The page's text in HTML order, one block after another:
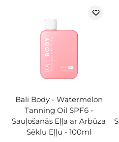
Bali Body - Watermelon
Tanning Oil SPF6 -
Sauļošanās Eļļa ar Arbūza
Sēklu Eļļu - 100ml